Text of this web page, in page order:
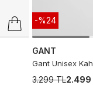
-%24
GANT
Gant Unisex
3.299 TL2.499